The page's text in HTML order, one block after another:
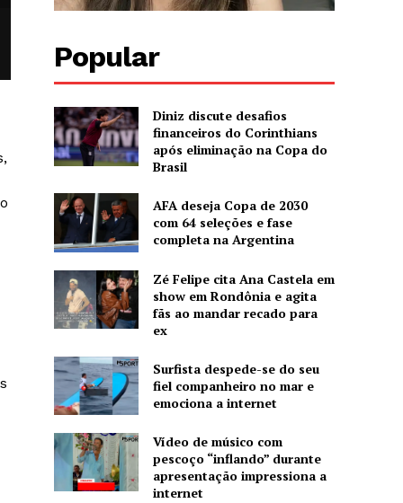
Popular
Diniz discute desafios
financeiros do Corinthians
após eliminação na Copa do
Brasil
AFA deseja Copa de 2030
com 64 seleções e fase
completa na Argentina
Zé Felipe cita Ana Castela em
show em Rondônia e agita
fãs ao mandar recado para
ex
Surfista despede-se do seu
fiel companheiro no mar e
emociona a internet
Vídeo de músico com
pescoço “inflando” durante
apresentação impressiona a
internet